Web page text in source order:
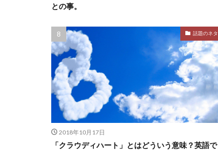
との事。
話題のネタ
2018年10月17日
「クラウディハート」とはどういう意味？英語で